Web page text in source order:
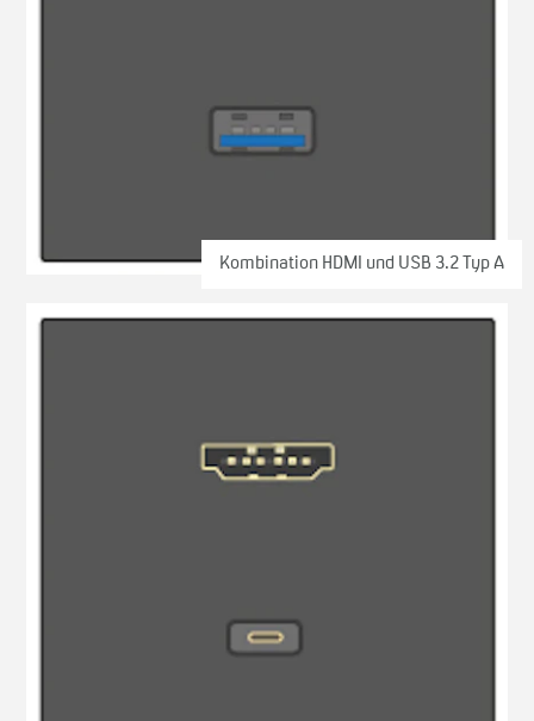
Kombination HDMI und USB 3.2 Typ A